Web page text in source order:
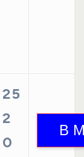
25
2
0